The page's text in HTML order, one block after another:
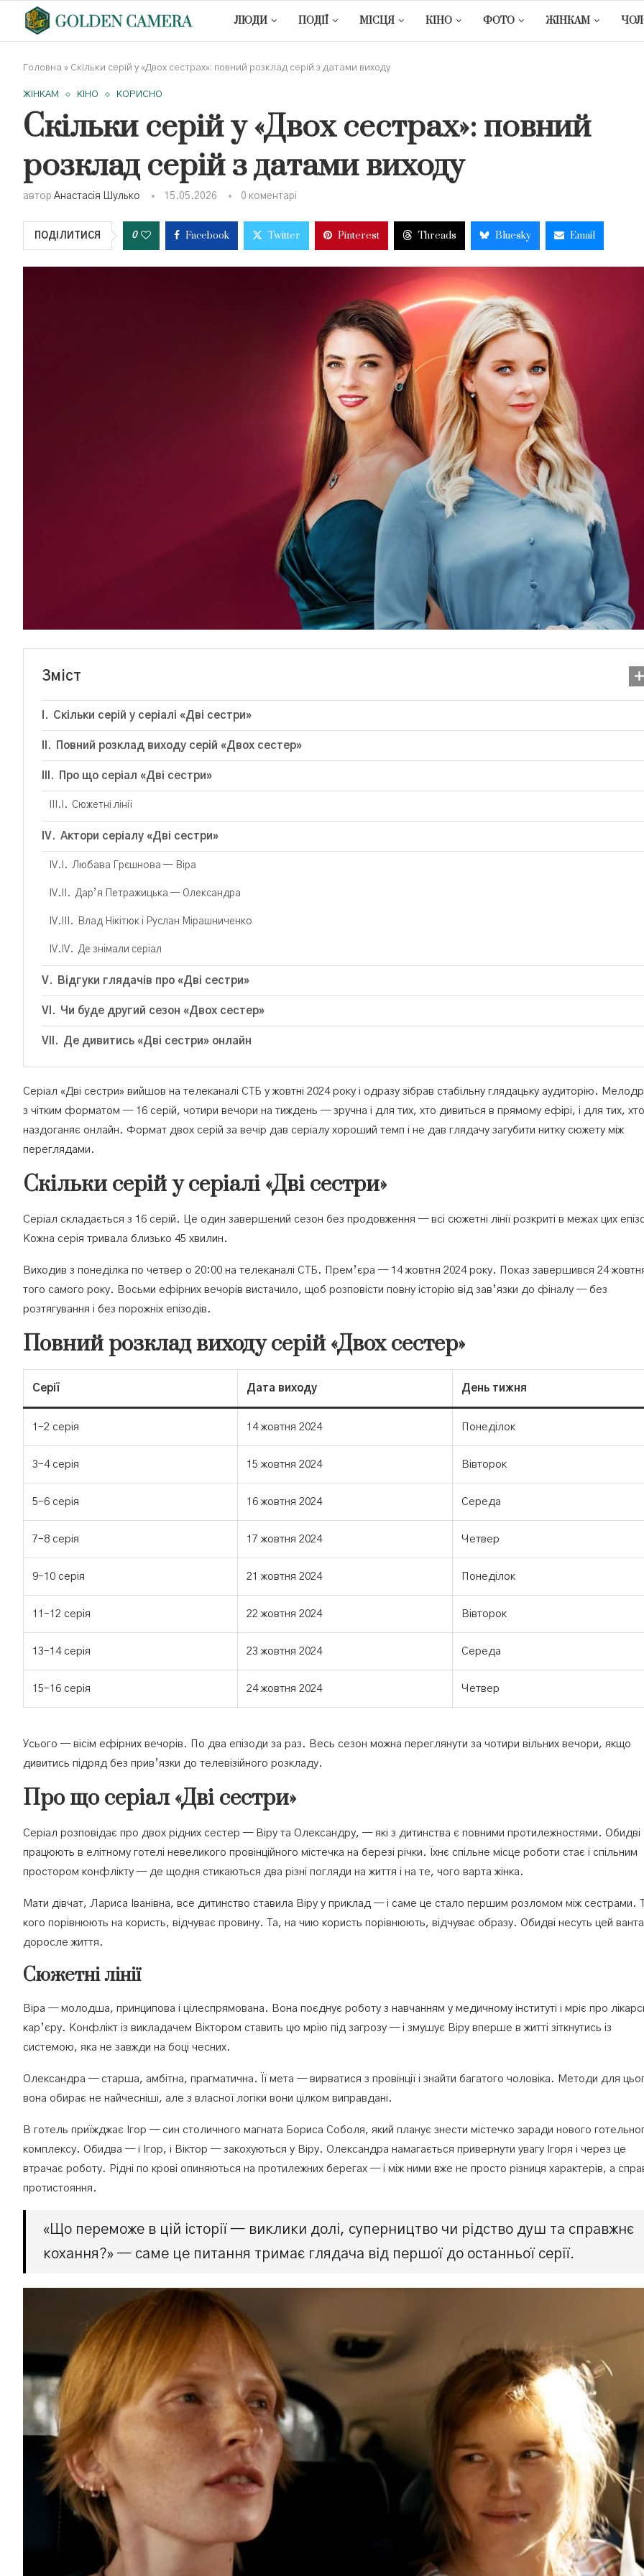
ЛЮДИ ПОДІЇ МІСЦЯ КІНО ФОТО ЖІНКАМ
Головна » Скільки серій у «Двох сестрах»: повний розклад серій з датами виходу
ЖІНКАМ КІНО КОРИСНО
Скільки серій у «Двох сестрах»: повний
розклад серій з датами виходу
автор Анастасія Шулько 15.05.2026 0 коментарі
ПОДІЛИТИСЯ 0 Facebook Twitter Pinterest Threads Bluesky Email
Зміст
Скільки серій у серіалі «Дві сестри»
Повний розклад виходу серій «Двох сестер»
Про що серіал «Дві сестри»
Сюжетні лінії
Актори серіалу «Дві сестри»
Любава Грєшнова — Віра
Дар’я Петражицька — Олександра
Влад Нікітюк і Руслан Мірашниченко
Де знімали серіал
Відгуки глядачів про «Дві сестри»
Чи буде другий сезон «Двох сестер»
Де дивитись «Дві сестри» онлайн
Серіал «Дві сестри» вийшов на телеканалі СТБ у жовтні 2024 року і одразу зібрав стабільну глядацьку аудиторію.
з чітким форматом — 16 серій, чотири вечори на тиждень — зручна і для тих, хто дивиться в прямому ефірі, і для тих, хто
наздоганяє онлайн. Формат двох серій за вечір дав серіалу хороший темп і не дав глядачу загубити нитку сюжету між
переглядами.
Скільки серій у серіалі «Дві сестри»
Серіал складається з 16 серій. Це один завершений сезон без продовження — всі сюжетні лінії розкриті в межах цих
Кожна серія тривала близько 45 хвилин.
Виходив з понеділка по четвер о 20:00 на телеканалі СТБ. Прем’єра — 14 жовтня 2024 року. Показ завершився 24
того самого року. Восьми ефірних вечорів вистачило, щоб розповісти повну історію від зав’язки до фіналу — без
розтягування і без порожніх епізодів.
Повний розклад виходу серій «Двох сестер»
Серії Дата виходу День тижня
1–2 серія 14 жовтня 2024 Понеділок
3–4 серія 15 жовтня 2024 Вівторок
5–6 серія 16 жовтня 2024 Середа
7–8 серія 17 жовтня 2024 Четвер
9–10 серія 21 жовтня 2024 Понеділок
11–12 серія 22 жовтня 2024 Вівторок
13–14 серія 23 жовтня 2024 Середа
15–16 серія 24 жовтня 2024 Четвер
Усього — вісім ефірних вечорів. По два епізоди за раз. Весь сезон можна переглянути за чотири вільних вечори, якщо
дивитись підряд без прив’язки до телевізійного розкладу.
Про що серіал «Дві сестри»
Серіал розповідає про двох рідних сестер — Віру та Олександру, — які з дитинства є повними протилежностями. Обидві
працюють в елітному готелі невеликого провінційного містечка на березі річки. Їхнє спільне місце роботи стає і спільним
простором конфлікту — де щодня стикаються два різні погляди на життя і на те, чого варта жінка.
Мати дівчат, Лариса Іванівна, все дитинство ставила Віру у приклад — і саме це стало першим розломом між сестрами.
кого порівнюють на користь, відчуває провину. Та, на чию користь порівнюють, відчуває образу. Обидві несуть цей
доросле життя.
Сюжетні лінії
Віра — молодша, принципова і цілеспрямована. Вона поєднує роботу з навчанням у медичному інституті і мріє про
кар’єру. Конфлікт із викладачем Віктором ставить цю мрію під загрозу — і змушує Віру вперше в житті зіткнутись із
системою, яка не завжди на боці чесних.
Олександра — старша, амбітна, прагматична. Її мета — вирватися з провінції і знайти багатого чоловіка. Методи для
вона обирає не найчесніші, але з власної логіки вони цілком виправдані.
В готель приїжджає Ігор — син столичного магната Бориса Соболя, який планує знести містечко заради нового
комплексу. Обидва — і Ігор, і Віктор — закохуються у Віру. Олександра намагається привернути увагу Ігоря і через це
втрачає роботу. Рідні по крові опиняються на протилежних берегах — і між ними вже не просто різниця характерів, а
протистояння.
«Що переможе в цій історії — виклики долі, суперництво чи рідство душ та справжнє
кохання?» — саме це питання тримає глядача від першої до останньої серії.